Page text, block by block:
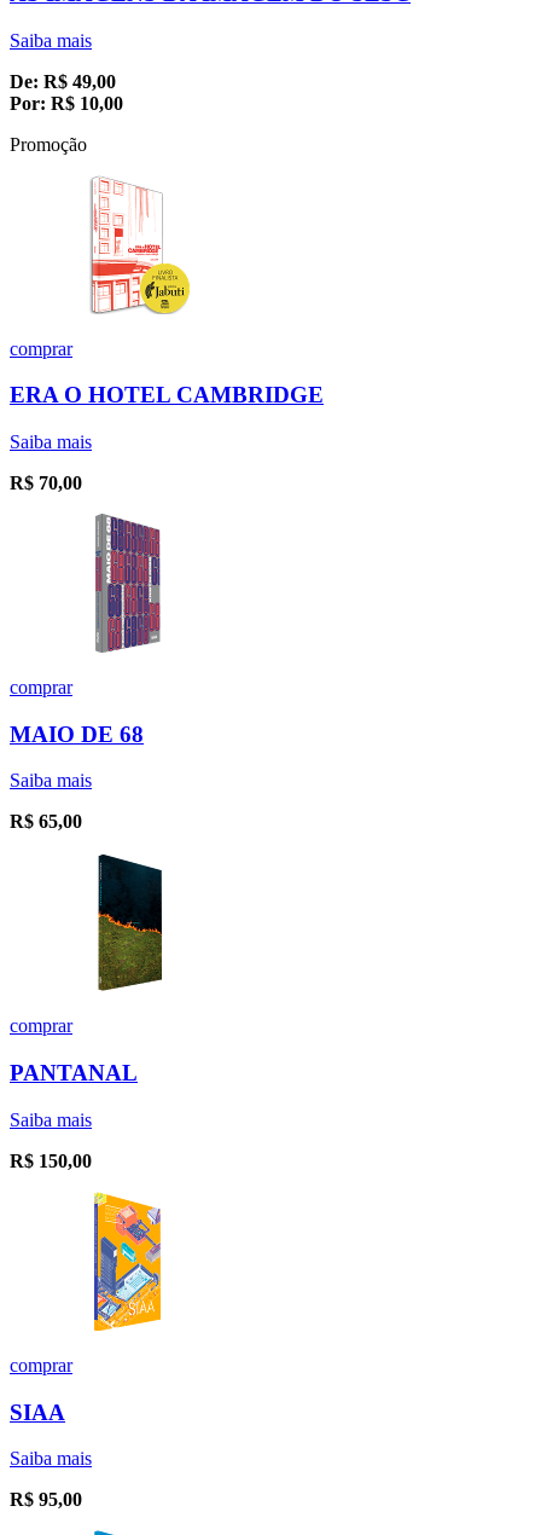
Saiba mais
De: R$ 49,00
Por: R$ 10,00
Promoção
comprar
ERA O HOTEL CAMBRIDGE
Saiba mais
R$ 70,00
comprar
MAIO DE 68
Saiba mais
R$ 65,00
comprar
PANTANAL
Saiba mais
R$ 150,00
comprar
SIAA
Saiba mais
R$ 95,00